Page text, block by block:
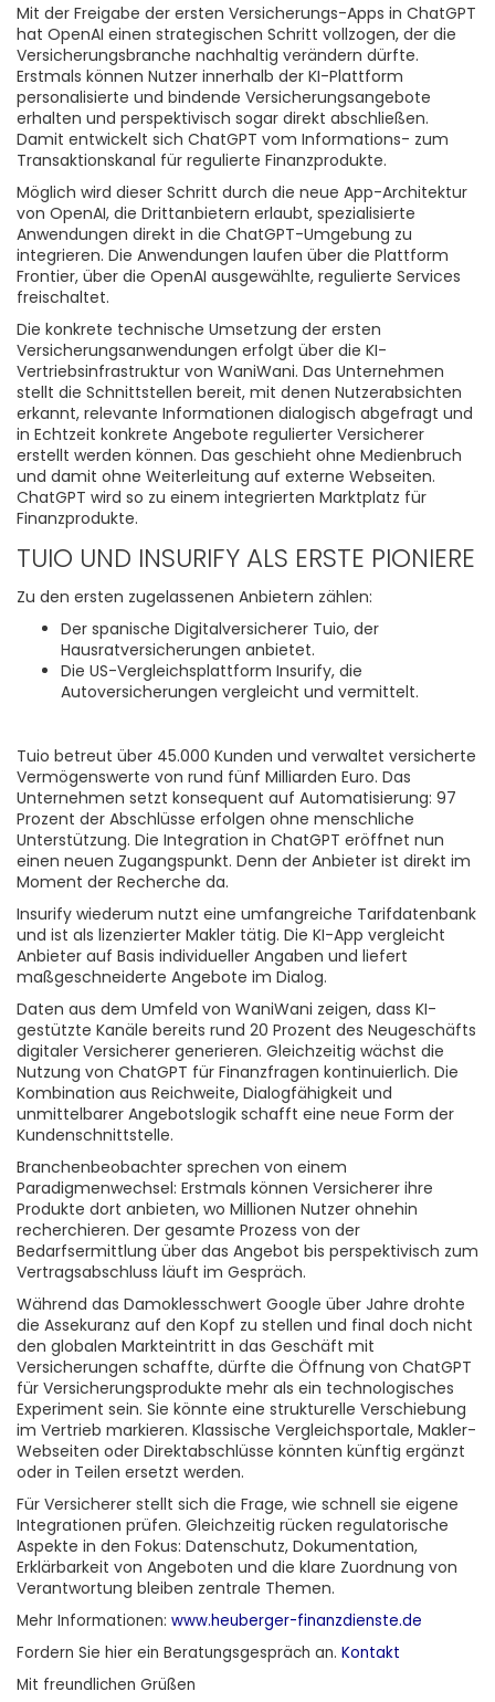
Mit der Freigabe der ersten Versicherungs-Apps in ChatGPT
hat OpenAI einen strategischen Schritt vollzogen, der die
Versicherungsbranche nachhaltig verändern dürfte.
Erstmals können Nutzer innerhalb der KI-Plattform
personalisierte und bindende Versicherungsangebote
erhalten und perspektivisch sogar direkt abschließen.
Damit entwickelt sich ChatGPT vom Informations- zum
Transaktionskanal für regulierte Finanzprodukte.
Möglich wird dieser Schritt durch die neue App-Architektur
von OpenAI, die Drittanbietern erlaubt, spezialisierte
Anwendungen direkt in die ChatGPT-Umgebung zu
integrieren. Die Anwendungen laufen über die Plattform
Frontier, über die OpenAI ausgewählte, regulierte Services
freischaltet.
Die konkrete technische Umsetzung der ersten
Versicherungsanwendungen erfolgt über die KI-
Vertriebsinfrastruktur von WaniWani. Das Unternehmen
stellt die Schnittstellen bereit, mit denen Nutzerabsichten
erkannt, relevante Informationen dialogisch abgefragt und
in Echtzeit konkrete Angebote regulierter Versicherer
erstellt werden können. Das geschieht ohne Medienbruch
und damit ohne Weiterleitung auf externe Webseiten.
ChatGPT wird so zu einem integrierten Marktplatz für
Finanzprodukte.
TUIO UND INSURIFY ALS ERSTE PIONIERE
Zu den ersten zugelassenen Anbietern zählen:
Der spanische Digitalversicherer Tuio, der
Hausratversicherungen anbietet.
Die US-Vergleichsplattform Insurify, die
Autoversicherungen vergleicht und vermittelt.
Tuio betreut über 45.000 Kunden und verwaltet versicherte
Vermögenswerte von rund fünf Milliarden Euro. Das
Unternehmen setzt konsequent auf Automatisierung: 97
Prozent der Abschlüsse erfolgen ohne menschliche
Unterstützung. Die Integration in ChatGPT eröffnet nun
einen neuen Zugangspunkt. Denn der Anbieter ist direkt im
Moment der Recherche da.
Insurify wiederum nutzt eine umfangreiche Tarifdatenbank
und ist als lizenzierter Makler tätig. Die KI-App vergleicht
Anbieter auf Basis individueller Angaben und liefert
maßgeschneiderte Angebote im Dialog.
Daten aus dem Umfeld von WaniWani zeigen, dass KI-
gestützte Kanäle bereits rund 20 Prozent des Neugeschäfts
digitaler Versicherer generieren. Gleichzeitig wächst die
Nutzung von ChatGPT für Finanzfragen kontinuierlich. Die
Kombination aus Reichweite, Dialogfähigkeit und
unmittelbarer Angebotslogik schafft eine neue Form der
Kundenschnittstelle.
Branchenbeobachter sprechen von einem
Paradigmenwechsel: Erstmals können Versicherer ihre
Produkte dort anbieten, wo Millionen Nutzer ohnehin
recherchieren. Der gesamte Prozess von der
Bedarfsermittlung über das Angebot bis perspektivisch zum
Vertragsabschluss läuft im Gespräch.
Während das Damoklesschwert Google über Jahre drohte
die Assekuranz auf den Kopf zu stellen und final doch nicht
den globalen Markteintritt in das Geschäft mit
Versicherungen schaffte, dürfte die Öffnung von ChatGPT
für Versicherungsprodukte mehr als ein technologisches
Experiment sein. Sie könnte eine strukturelle Verschiebung
im Vertrieb markieren. Klassische Vergleichsportale, Makler-
Webseiten oder Direktabschlüsse könnten künftig ergänzt
oder in Teilen ersetzt werden.
Für Versicherer stellt sich die Frage, wie schnell sie eigene
Integrationen prüfen. Gleichzeitig rücken regulatorische
Aspekte in den Fokus: Datenschutz, Dokumentation,
Erklärbarkeit von Angeboten und die klare Zuordnung von
Verantwortung bleiben zentrale Themen.
Mehr Informationen: www.heuberger-finanzdienste.de
Fordern Sie hier ein Beratungsgespräch an. Kontakt
Mit freundlichen Grüßen